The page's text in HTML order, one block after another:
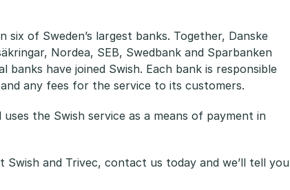
six of Sweden’s largest banks. Together, Danske
Nordea, SEB, Swedbank and Sparbanken
banks have joined Swish. Each bank is responsible
any fees for the service to its customers.
the Swish service as a means of payment in
Swish and Trivec, contact us today and we’ll tell you